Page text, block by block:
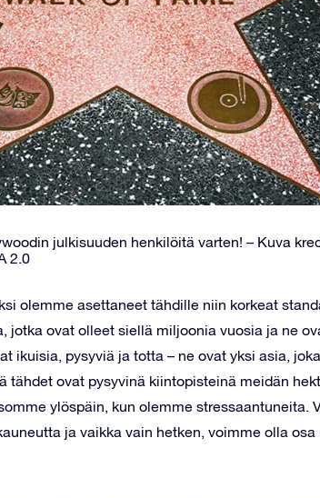
julkisuuden henkilöitä varten! – Kuva
2.0
olemme asettaneet tähdille niin korkeat
jotka ovat olleet siellä miljoonia vuosia ja ne
ikuisia, pysyviä ja totta – ne ovat yksi asia,
tähdet ovat pysyvinä kiintopisteinä meidän
ylöspäin, kun olemme stressaantuneita.
ja vaikka vain hetken, voimme olla